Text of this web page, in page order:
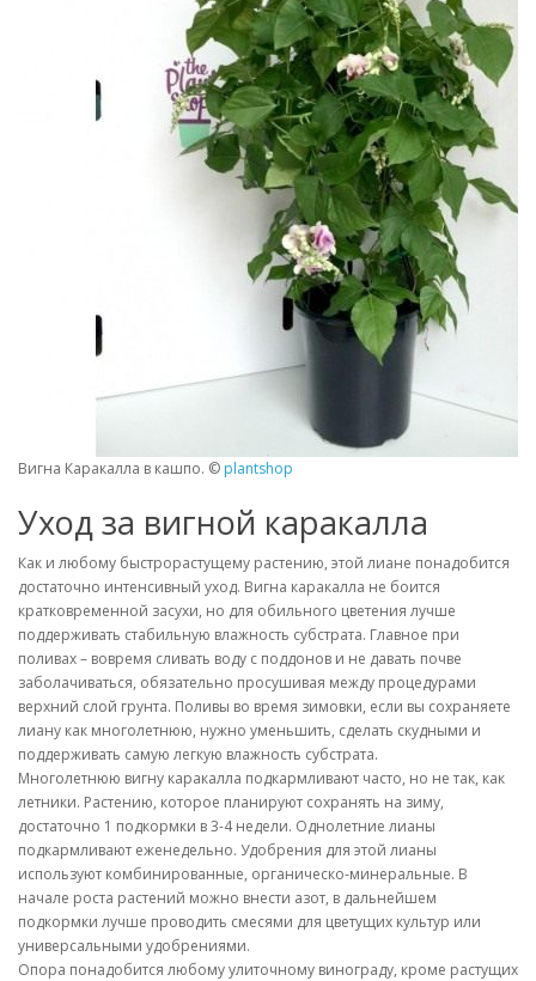
Вигна Каракалла в кашпо. © plantshop
Уход за вигной каракалла
Как и любому быстрорастущему растению, этой лиане понадобится
достаточно интенсивный уход. Вигна каракалла не боится
кратковременной засухи, но для обильного цветения лучше
поддерживать стабильную влажность субстрата. Главное при
поливах – вовремя сливать воду с поддонов и не давать почве
заболачиваться, обязательно просушивая между процедурами
верхний слой грунта. Поливы во время зимовки, если вы сохраняете
лиану как многолетнюю, нужно уменьшить, сделать скудными и
поддерживать самую легкую влажность субстрата.
Многолетнюю вигну каракалла подкармливают часто, но не так, как
летники. Растению, которое планируют сохранять на зиму,
достаточно 1 подкормки в 3-4 недели. Однолетние лианы
подкармливают еженедельно. Удобрения для этой лианы
используют комбинированные, органическо-минеральные. В
начале роста растений можно внести азот, в дальнейшем
подкормки лучше проводить смесями для цветущих культур или
универсальными удобрениями.
Опора понадобится любому улиточному винограду, кроме растущих